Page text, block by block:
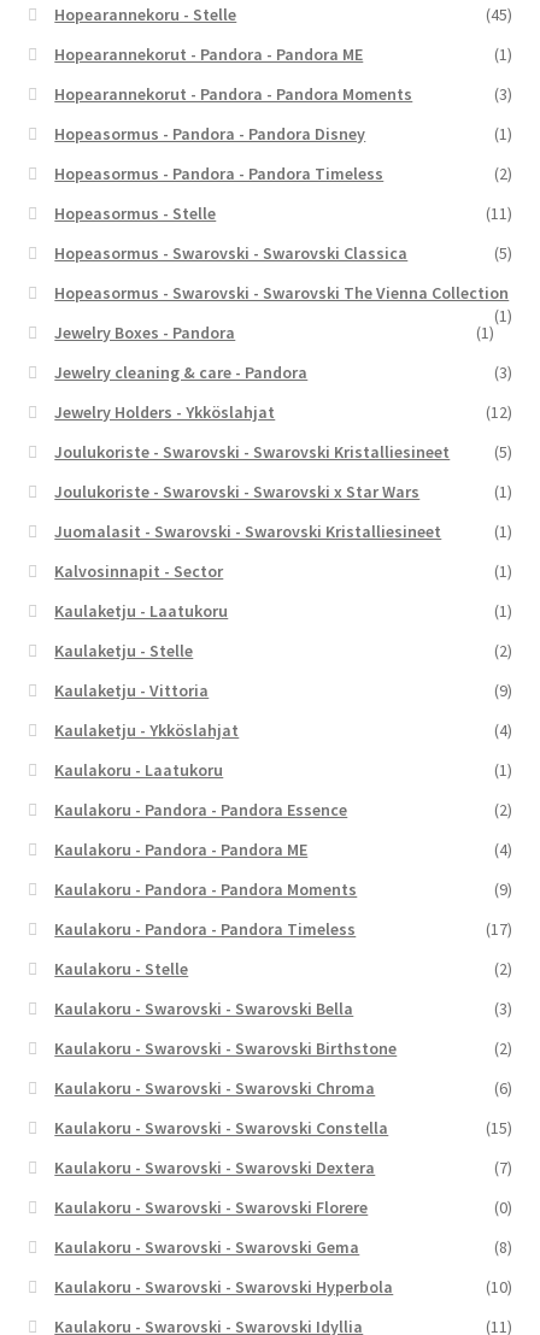
Hopearannekoru - Stelle
(45)
Hopearannekorut - Pandora - Pandora ME
(1)
Hopearannekorut - Pandora - Pandora Moments
(3)
Hopeasormus - Pandora - Pandora Disney
(1)
Hopeasormus - Pandora - Pandora Timeless
(2)
Hopeasormus - Stelle
(11)
Hopeasormus - Swarovski - Swarovski Classica
(5)
Hopeasormus - Swarovski - Swarovski The Vienna Collection
(1)
Jewelry Boxes - Pandora
(1)
Jewelry cleaning & care - Pandora
(3)
Jewelry Holders - Ykköslahjat
(12)
Joulukoriste - Swarovski - Swarovski Kristalliesineet
(5)
Joulukoriste - Swarovski - Swarovski x Star Wars
(1)
Juomalasit - Swarovski - Swarovski Kristalliesineet
(1)
Kalvosinnapit - Sector
(1)
Kaulaketju - Laatukoru
(1)
Kaulaketju - Stelle
(2)
Kaulaketju - Vittoria
(9)
Kaulaketju - Ykköslahjat
(4)
Kaulakoru - Laatukoru
(1)
Kaulakoru - Pandora - Pandora Essence
(2)
Kaulakoru - Pandora - Pandora ME
(4)
Kaulakoru - Pandora - Pandora Moments
(9)
Kaulakoru - Pandora - Pandora Timeless
(17)
Kaulakoru - Stelle
(2)
Kaulakoru - Swarovski - Swarovski Bella
(3)
Kaulakoru - Swarovski - Swarovski Birthstone
(2)
Kaulakoru - Swarovski - Swarovski Chroma
(6)
Kaulakoru - Swarovski - Swarovski Constella
(15)
Kaulakoru - Swarovski - Swarovski Dextera
(7)
Kaulakoru - Swarovski - Swarovski Florere
(0)
Kaulakoru - Swarovski - Swarovski Gema
(8)
Kaulakoru - Swarovski - Swarovski Hyperbola
(10)
Kaulakoru - Swarovski - Swarovski Idyllia
(11)